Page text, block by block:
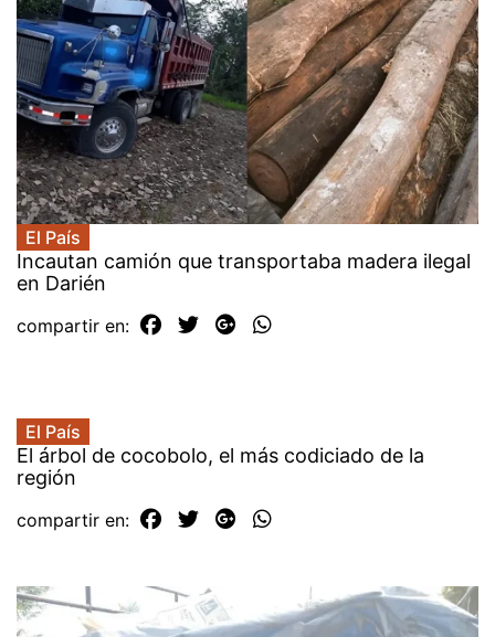
El País
Incautan camión que transportaba madera ilegal
en Darién
compartir en:
El País
El árbol de cocobolo, el más codiciado de la
región
compartir en: